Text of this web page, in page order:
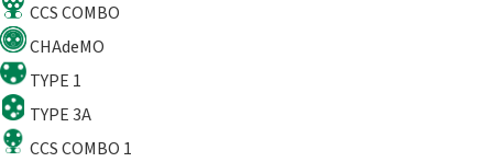
CCS COMBO
CHAdeMO
TYPE 1
TYPE 3A
CCS COMBO 1